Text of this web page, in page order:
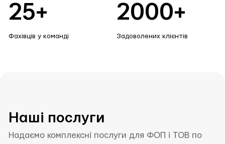
25+
Фахівців у команді
2000+
Задоволених клієнтів
Наші послуги
Надаємо комплексні послуги для ФОП і ТОВ по